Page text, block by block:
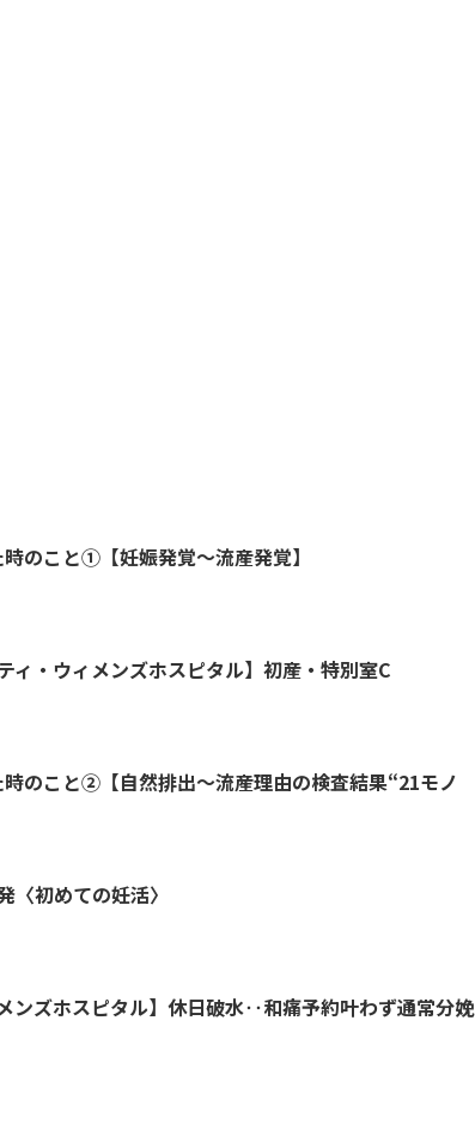
のこと①【妊娠発覚～流産発覚】
ィ・ウィメンズホスピタル】初産・特別室C
のこと②【自然排出～流産理由の検査結果“21モノ
〈初めての妊活〉
ンズホスピタル】休日破水‥和痛予約叶わず通常分娩